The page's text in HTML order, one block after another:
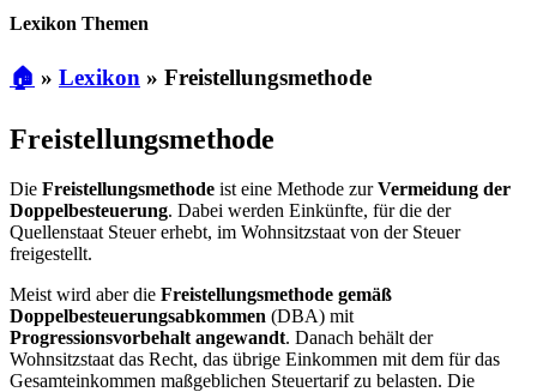
Lexikon Themen
🏠 » Lexikon » Freistellungsmethode
Freistellungsmethode
Die Freistellungsmethode ist eine Methode zurVermeidung der
Doppelbesteuerung. Dabei werden Einkünfte, für die der
Quellenstaat Steuer erhebt, im Wohnsitzstaat von der Steuer
freigestellt.
Meist wird aber die Freistellungsmethode gemäß
Doppelbesteuerungsabkommen (DBA) mit
Progressionsvorbehalt angewandt. Danach behält der
Wohnsitzstaat das Recht, das übrige Einkommen mit dem für das
Gesamteinkommen maßgeblichen Steuertarif zu belasten. Die